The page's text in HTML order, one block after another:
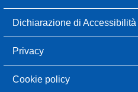
Dichiarazione di Accessibilità
Privacy
Cookie policy